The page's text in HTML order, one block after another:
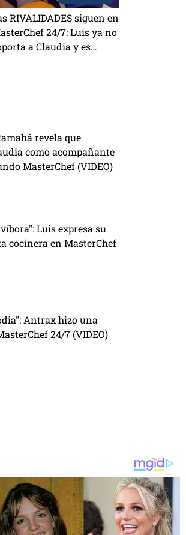
RIVALIDADES siguen en
24/7: Luis ya no
a Claudia y es
revela que
como acompañante
MasterChef (VIDEO)
Luis expresa su
cocinera en MasterChef
Antrax hizo una
24/7 (VIDEO)